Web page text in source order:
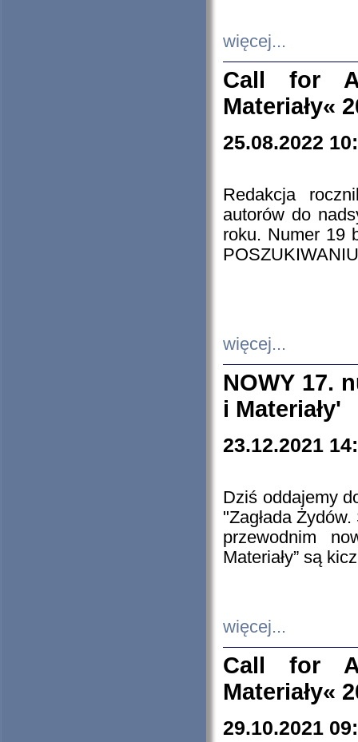
więcej...
Call for
Materiały«
25.08.2022
Redakcja
autorów do
roku. Numer 19
więcej...
NOWY 17.
i Materiały'
23.12.2021
Dziś oddajemy
"Zagłada
przewodnim
Materiały” są
więcej...
Call for
Materiały«
29.10.2021